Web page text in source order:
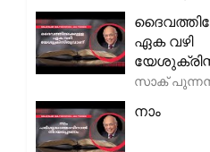
ഏക വഴി
സാക്
നാം